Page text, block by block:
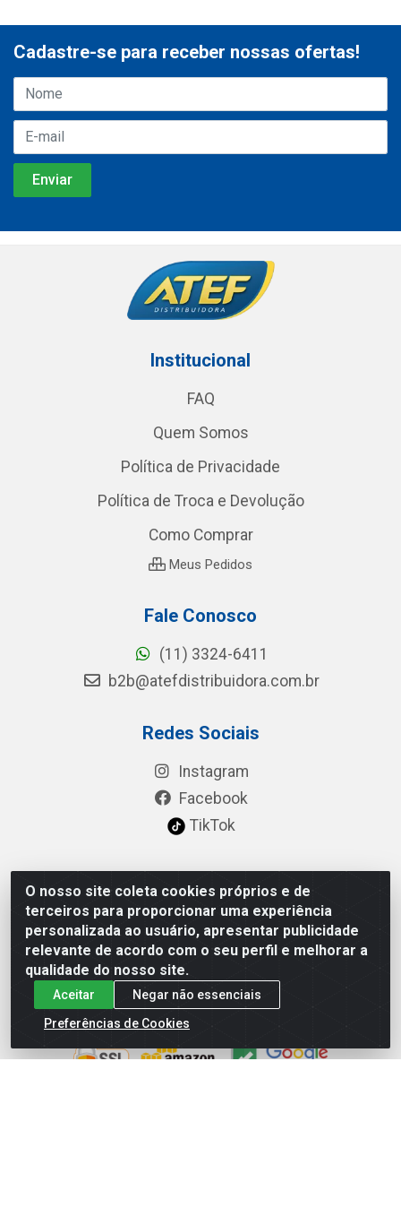
O nosso site coleta cookies próprios e de
terceiros para proporcionar uma experiência
personalizada ao usuário, apresentar publicidade
relevante de acordo com o seu perfil e melhorar a
qualidade do nosso site.
Aceitar
Negar não essenciais
Preferências de Cookies
Cadastre-se para receber nossas ofertas!
Institucional
FAQ
Quem Somos
Política de Privacidade
Política de Troca e Devolução
Como Comprar
Meus Pedidos
Fale Conosco
(11) 3324-6411
b2b@atefdistribuidora.com.br
Redes Sociais
Instagram
Facebook
TikTok
Baixe já nosso APP
Site Seguro